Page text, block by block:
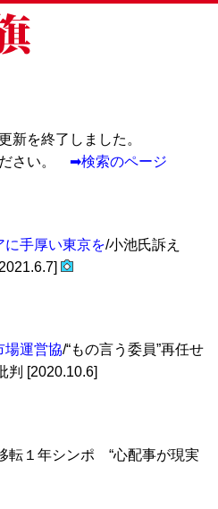
新を終了しました。
ださい。 ➡検索のページ
手厚い東京を/小池氏訴え
運営協/“もの言う委員”再任せ
判 [2020.10.6]
転１年シンポ “心配事が現実